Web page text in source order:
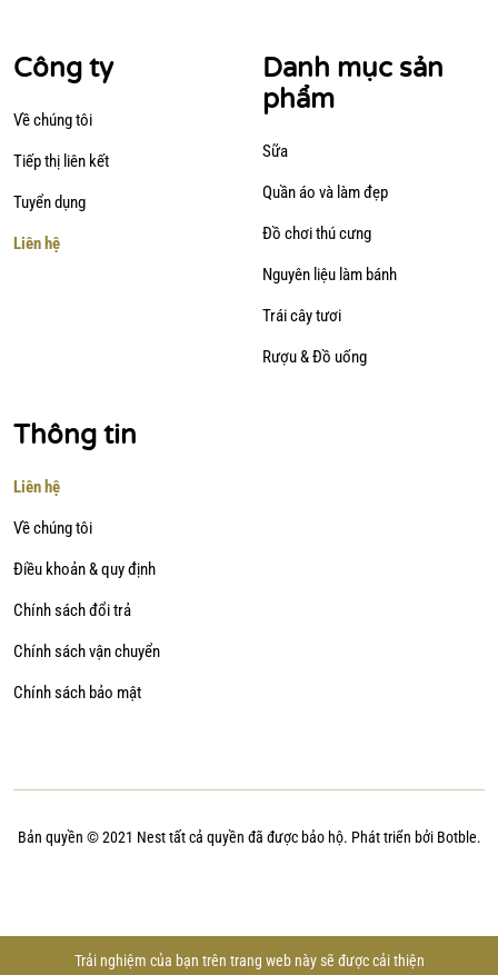
Công ty
Về chúng tôi
Tiếp thị liên kết
Tuyển dụng
Liên hệ
Danh mục sản
phẩm
Sữa
Quần áo và làm đẹp
Đồ chơi thú cưng
Nguyên liệu làm bánh
Trái cây tươi
Rượu & Đồ uống
Thông tin
Liên hệ
Về chúng tôi
Điều khoản & quy định
Chính sách đổi trả
Chính sách vận chuyển
Chính sách bảo mật
Bản quyền © 2021 Nest tất cả quyền đã được bảo hộ. Phát triển bởi Botble.
Trải nghiệm của bạn trên trang web này sẽ được cải thiện